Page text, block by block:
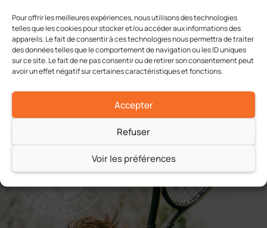
Pour offrir les meilleures expériences, nous utilisons des technologies
telles que les cookies pour stocker et/ou accéder aux informations des
appareils. Le fait de consentir à ces technologies nous permettra de traiter
des données telles que le comportement de navigation ou les ID uniques
sur ce site. Le fait de ne pas consentir ou de retirer son consentement peut
avoir un effet négatif sur certaines caractéristiques et fonctions.
Accepter
Refuser
Voir les préférences
A chacun son tennis